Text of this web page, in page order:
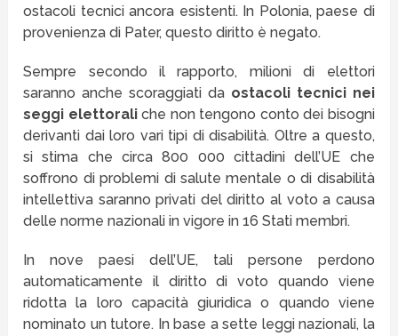
ostacoli tecnici ancora esistenti. In Polonia, paese di
provenienza di Pater, questo diritto è negato.
Sempre secondo il rapporto, milioni di elettori
saranno anche scoraggiati da ostacoli tecnici nei
seggi elettoraliche non tengono conto dei bisogni
derivanti dai loro vari tipi di disabilità. Oltre a questo,
si stima che circa 800 000 cittadini dell’UE che
soffrono di problemi di salute mentale o di disabilità
intellettiva saranno privati ​​del diritto al voto a causa
delle norme nazionali in vigore in 16 Stati membri.
In nove paesi dell’UE, tali persone perdono
automaticamente il diritto di voto quando viene
ridotta la loro capacità giuridica o quando viene
nominato un tutore. In base a sette leggi nazionali, la